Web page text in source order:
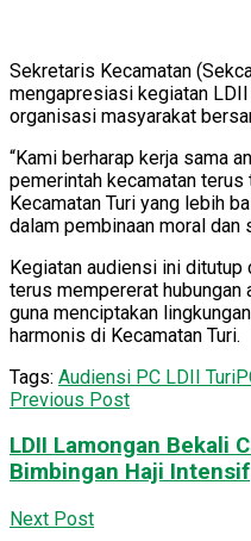
Sekretaris Kecamatan
mengapresiasi kegiatan
organisasi masyarakat
“Kami berharap kerja sama
pemerintah kecamatan
Kecamatan Turi yang lebih
dalam pembinaan moral dan
Kegiatan audiensi ini ditutup
terus mempererat hubungan
guna menciptakan
harmonis di Kecamatan Turi.
Tags: Audiensi PC LDII Turi
Previous Post
LDII Lamongan Bekali
Bimbingan Haji Intensif
Next Post